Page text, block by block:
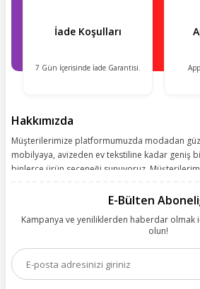
İade Koşulları
7 Gün İçerisinde İade Garantisi.
Hakkımızda
Müşterilerimize platformumuzda modadan
mobilyaya, avizeden ev tekstiline kadar geniş
binlerce ürün seçeneği sunuyoruz.
kolay, kusursuz ve keyifli bir alışveriş yolculuğu
olanakları sunuyoruz. Çalışmalarımızı
esas alarak yürütüyoruz.
E-Bülten
Kampanya ve yeniliklerden haberdar olmak
olun!